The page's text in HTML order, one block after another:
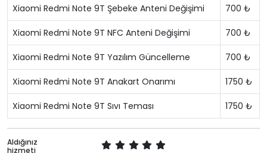
Xiaomi Redmi Note 9T Şebeke Anteni Değişimi 700 ₺
Xiaomi Redmi Note 9T NFC Anteni Değişimi 700 ₺
Xiaomi Redmi Note 9T Yazılım Güncelleme 700 ₺
Xiaomi Redmi Note 9T Anakart Onarımı 1750 ₺
Xiaomi Redmi Note 9T Sıvı Teması 1750 ₺
Aldığınız
hizmeti